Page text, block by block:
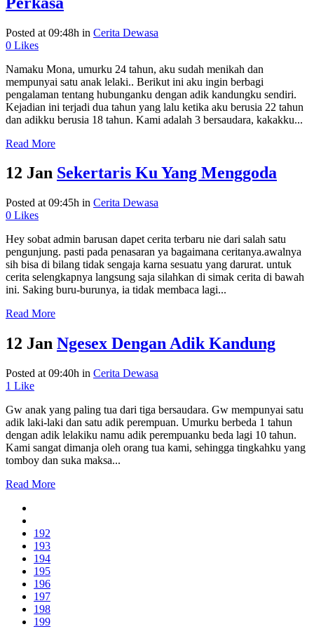
Posted at 09:48h in Cerita Dewasa
0 Likes
Namaku Mona, umurku 24 tahun, aku sudah menikah dan
mempunyai satu anak lelaki.. Berikut ini aku ingin berbagi
pengalaman tentang hubunganku dengan adik kandungku sendiri.
Kejadian ini terjadi dua tahun yang lalu ketika aku berusia 22 tahun
dan adikku berusia 18 tahun. Kami adalah 3 bersaudara, kakakku...
Read More
12 Jan Sekertaris Ku Yang Menggoda
Posted at 09:45h in Cerita Dewasa
0 Likes
Hey sobat admin barusan dapet cerita terbaru nie dari salah satu
pengunjung. pasti pada penasaran ya bagaimana ceritanya.awalnya
sih bisa di bilang tidak sengaja karna sesuatu yang darurat. untuk
cerita selengkapnya langsung saja silahkan di simak cerita di bawah
ini. Saking buru-burunya, ia tidak membaca lagi...
Read More
12 Jan Ngesex Dengan Adik Kandung
Posted at 09:40h in Cerita Dewasa
1 Like
Gw anak yang paling tua dari tiga bersaudara. Gw mempunyai satu
adik laki-laki dan satu adik perempuan. Umurku berbeda 1 tahun
dengan adik lelakiku namu adik perempuanku beda lagi 10 tahun.
Kami sangat dimanja oleh orang tua kami, sehingga tingkahku yang
tomboy dan suka maksa...
Read More
192
193
194
195
196
197
198
199